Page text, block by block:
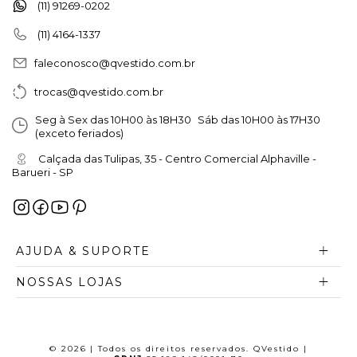
(11) 91269-0202
(11) 4164-1337
faleconosco@qvestido.com.br
trocas@qvestido.com.br
Seg à Sex das 10H00 às 18H30 Sáb das 10H00 às 17H30
(exceto feriados)
Calçada das Tulipas, 35 - Centro Comercial Alphaville -
Barueri - SP
AJUDA & SUPORTE
NOSSAS LOJAS
© 2026 | Todos os direitos reservados. QVestido |